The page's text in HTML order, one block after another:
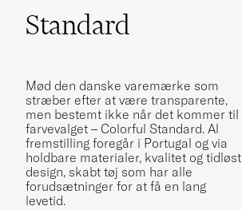
Standard
Mød den danske varemærke som
stræber efter at være transparente,
men bestemt ikke når det kommer til
farvevalget – Colorful Standard. Al
fremstilling foregår i Portugal og via
holdbare materialer, kvalitet og tidløst
design, skabt tøj som har alle
forudsætninger for at få en lang
levetid.